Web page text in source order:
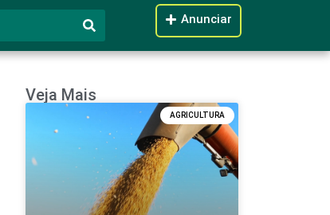
Anunciar
Veja Mais
AGRICULTURA